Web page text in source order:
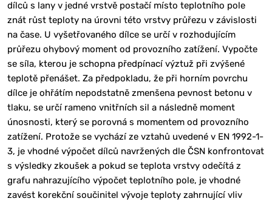
dílců s lany v jedné vrstvě postačí místo teplotního pole
znát růst teploty na úrovni této vrstvy průřezu v závislosti
na čase. U vyšetřovaného dílce se určí v rozhodujícím
průřezu ohybový moment od provozního zatížení. Vypočte
se síla, kterou je schopna předpínací výztuž při zvýšené
teplotě přenášet. Za předpokladu, že při horním povrchu
dílce je ohřátím nepodstatně zmenšena pevnost betonu v
tlaku, se určí rameno vnitřních sil a následně moment
únosnosti, který se porovná s momentem od provozního
zatížení. Protože se vychází ze vztahů uvedené v EN 1992-1-
3, je vhodné výpočet dílců navržených dle ČSN konfrontovat
s výsledky zkoušek a pokud se teplota vrstvy odečítá z
grafu nahrazujícího výpočet teplotního pole, je vhodné
zavést korekční součinitel vývoje teploty zahrnující vliv